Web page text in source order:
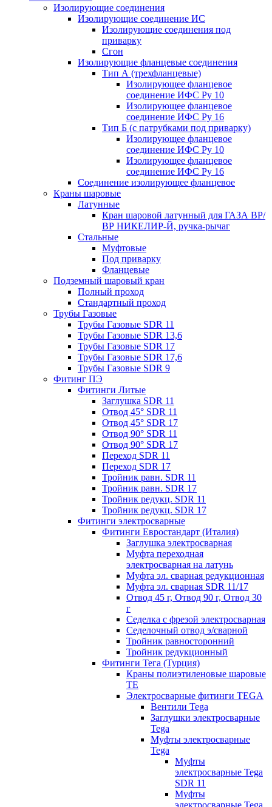
Изолирующие соединения
Изолирующие соединение ИС
Изолирующие соединения под
приварку
Сгон
Изолирующие фланцевые соединения
Тип А (трехфланцевые)
Изолирующее фланцевое
соединение ИФС Ру 10
Изолирующее фланцевое
соединение ИФС Ру 16
Тип Б (с патрубками под приварку)
Изолирующее фланцевое
соединение ИФС Ру 10
Изолирующее фланцевое
соединение ИФС Ру 16
Соединение изолирующее фланцевое
Краны шаровые
Латунные
Кран шаровой латунный для ГАЗА ВР/
ВР НИКЕЛИР-Й, ручка-рычаг
Стальные
Муфтовые
Под приварку
Фланцевые
Подземный шаровый кран
Полный проход
Стандартный проход
Трубы Газовые
Трубы Газовые SDR 11
Трубы Газовые SDR 13,6
Трубы Газовые SDR 17
Трубы Газовые SDR 17,6
Трубы Газовые SDR 9
Фитинг ПЭ
Фитинги Литые
Заглушка SDR 11
Отвод 45° SDR 11
Отвод 45° SDR 17
Отвод 90° SDR 11
Отвод 90° SDR 17
Переход SDR 11
Переход SDR 17
Тройник равн. SDR 11
Тройник равн. SDR 17
Тройник редукц. SDR 11
Тройник редукц. SDR 17
Фитинги электросварные
Фитинги Евростандарт (Италия)
Заглушка электросварная
Муфта переходная
электросварная на латунь
Муфта эл. cварная редукционная
Муфта эл. сварная SDR 11/17
Отвод 45 г, Отвод 90 г, Отвод 30
г
Седелка с фрезой электросварная
Седелочный отвод э/сварной
Тройник равносторонний
Тройник редукционный
Фитинги Тега (Турция)
Краны полиэтиленовые шаровые
TE
Электросварные фитинги TEGA
Вентили Tega
Заглушки электросварные
Tega
Муфты электросварные
Tega
Муфты
электросварные Tega
SDR 11
Муфты
электросварные Tega